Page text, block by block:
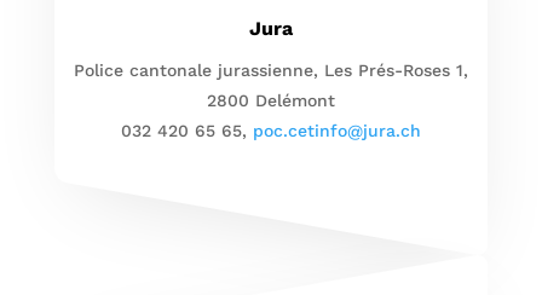
Jura
Police cantonale jurassienne, Les Prés-Roses 1,
2800 Delémont
032 420 65 65, poc.cetinfo@jura.ch